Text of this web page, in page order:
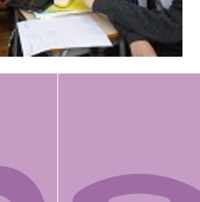
生活する方々ついての理解を深
ることは何か？と考える時間を